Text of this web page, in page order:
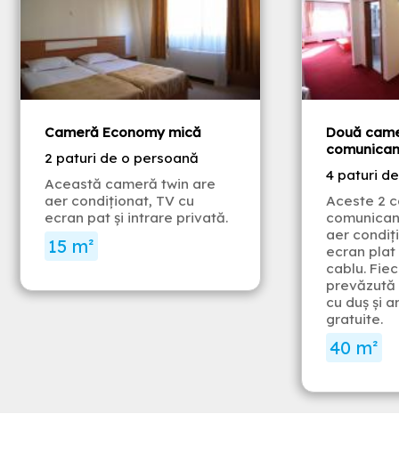
Cameră Economy mică
2 paturi de o persoană
Această cameră twin are
aer condiționat, TV cu
ecran pat și intrare privată.
15 m²
Două
4 paturi
Aceste 2
aer
ecran plat
cablu.
cu duș și
gratuite.
40 m²